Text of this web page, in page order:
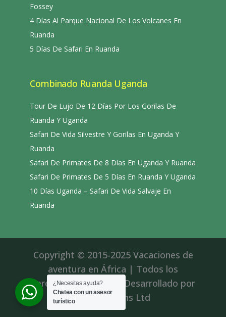
Fossey
4 Días Al Parque Nacional De Los Volcanes En
Ruanda
5 Días De Safari En Ruanda
Combinado Ruanda Uganda
Tour De Lujo De 12 Días Por Los Gorilas De
Ruanda Y Uganda
Safari De Vida Silvestre Y Gorilas En Uganda Y
Ruanda
Safari De Primates De 8 Días En Uganda Y Ruanda
Safari De Primates De 5 Días En Ruanda Y Uganda
10 Días Uganda – Safari De Vida Salvaje En
Ruanda
Copyright © 2015-2025 Vacaciones de
aventura en África | Todos los
derechos reservados|Desarrollado por
Roll Solutions Ltd
¿Necesitas ayuda?
Chatea con un asesor
turístico